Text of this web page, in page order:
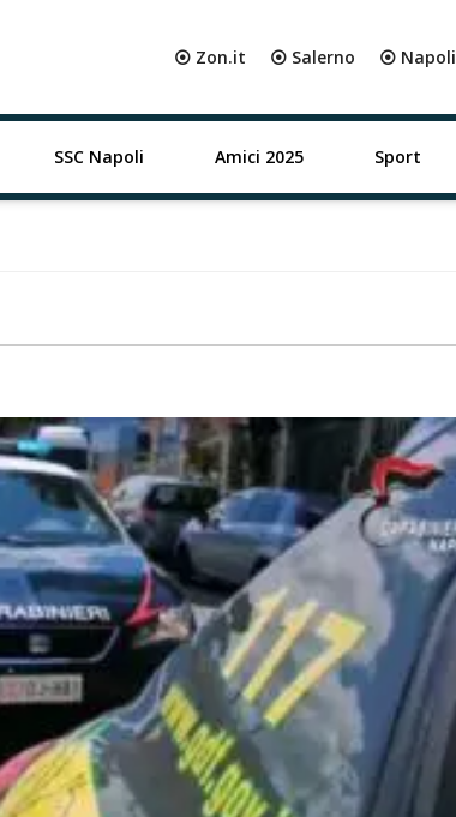
⦿ Zon.it ⦿ Salerno ⦿ Napoli
SSC Napoli Amici 2025 Sport